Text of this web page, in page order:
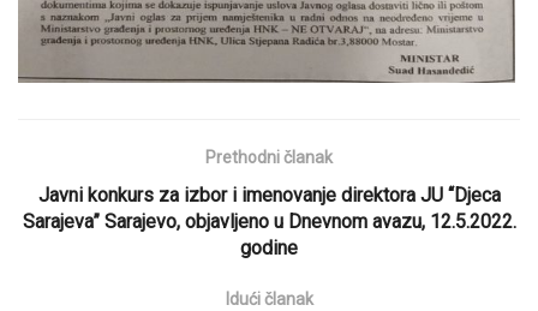
Prethodni članak
Javni konkurs za izbor i imenovanje direktora JU “Djeca
Sarajeva” Sarajevo, objavljeno u Dnevnom avazu, 12.5.2022.
godine
Idući članak